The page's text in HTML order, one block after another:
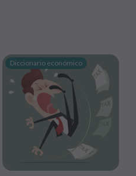
Diccionario económico